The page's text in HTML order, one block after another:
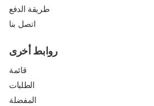
طريقة الدفع
اتصل بنا
روابط أخرى
قائمة
الطلبات
المفضلة